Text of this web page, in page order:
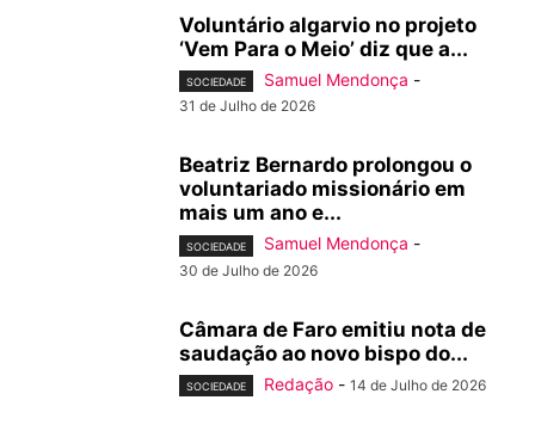
Voluntário algarvio no projeto
‘Vem Para o Meio’ diz que a...
SOCIEDADE Samuel Mendonça -
31 de Julho de 2026
Beatriz Bernardo prolongou o
voluntariado missionário em
mais um ano e...
SOCIEDADE Samuel Mendonça -
30 de Julho de 2026
Câmara de Faro emitiu nota de
saudação ao novo bispo do...
SOCIEDADE Redação - 14 de Julho de 2026